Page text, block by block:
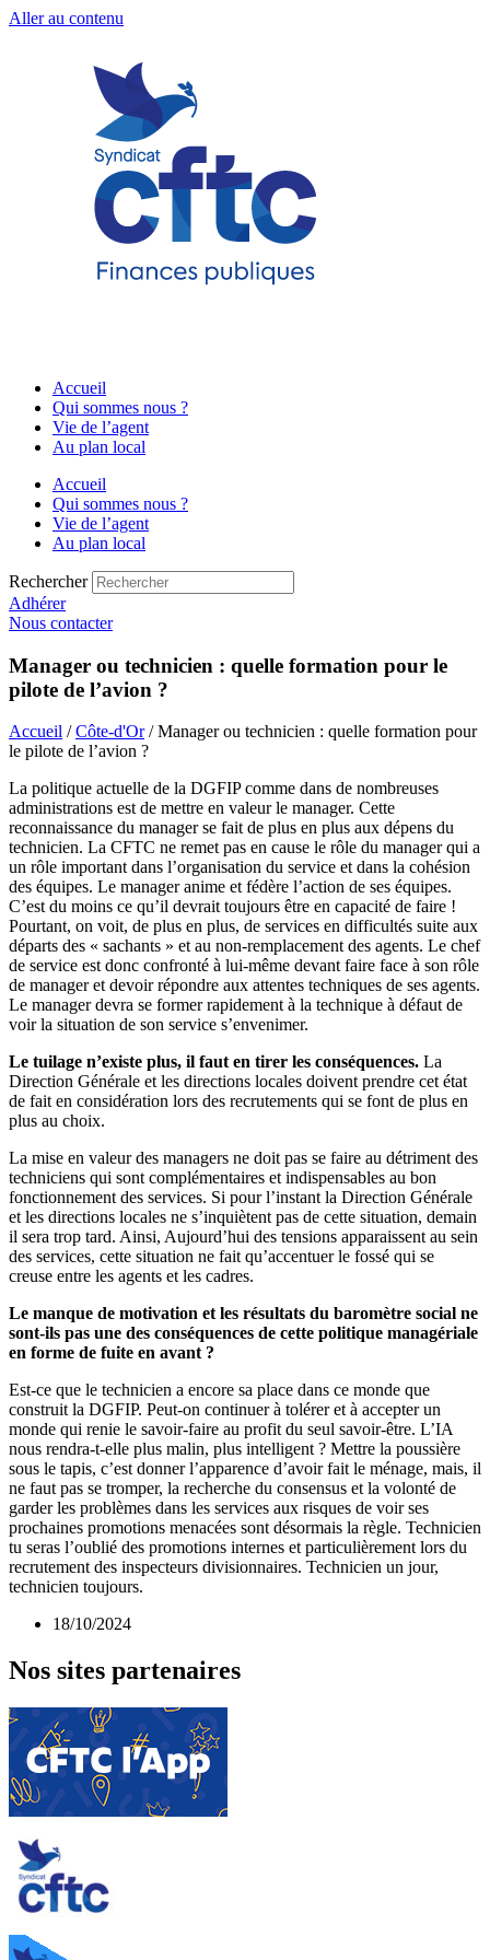
Aller au contenu
Accueil
Qui sommes nous ?
Vie de l’agent
Au plan local
Accueil
Qui sommes nous ?
Vie de l’agent
Au plan local
Rechercher
Adhérer
Nous contacter
Manager ou technicien : quelle formation pour le
pilote de l’avion ?
Accueil /Côte-d'Or/ Manager ou technicien : quelle formation pour
le pilote de l’avion ?
La politique actuelle de la DGFIP comme dans de nombreuses
administrations est de mettre en valeur le manager. Cette
reconnaissance du manager se fait de plus en plus aux dépens du
technicien. La CFTC ne remet pas en cause le rôle du manager qui a
un rôle important dans l’organisation du service et dans la cohésion
des équipes. Le manager anime et fédère l’action de ses équipes.
C’est du moins ce qu’il devrait toujours être en capacité de faire !
Pourtant, on voit, de plus en plus, de services en difficultés suite aux
départs des « sachants » et au non-remplacement des agents. Le chef
de service est donc confronté à lui-même devant faire face à son rôle
de manager et devoir répondre aux attentes techniques de ses agents.
Le manager devra se former rapidement à la technique à défaut de
voir la situation de son service s’envenimer.
Le tuilage n’existe plus, il faut en tirer les conséquences. La
Direction Générale et les directions locales doivent prendre cet état
de fait en considération lors des recrutements qui se font de plus en
plus au choix.
La mise en valeur des managers ne doit pas se faire au détriment des
techniciens qui sont complémentaires et indispensables au bon
fonctionnement des services. Si pour l’instant la Direction Générale
et les directions locales ne s’inquiètent pas de cette situation, demain
il sera trop tard. Ainsi, Aujourd’hui des tensions apparaissent au sein
des services, cette situation ne fait qu’accentuer le fossé qui se
creuse entre les agents et les cadres.
Le manque de motivation et les résultats du baromètre social ne
sont-ils pas une des conséquences de cette politique managériale
en forme de fuite en avant ?
Est-ce que le technicien a encore sa place dans ce monde que
construit la DGFIP. Peut-on continuer à tolérer et à accepter un
monde qui renie le savoir-faire au profit du seul savoir-être. L’IA
nous rendra-t-elle plus malin, plus intelligent ? Mettre la poussière
sous le tapis, c’est donner l’apparence d’avoir fait le ménage, mais, il
ne faut pas se tromper, la recherche du consensus et la volonté de
garder les problèmes dans les services aux risques de voir ses
prochaines promotions menacées sont désormais la règle. Technicien
tu seras l’oublié des promotions internes et particulièrement lors du
recrutement des inspecteurs divisionnaires. Technicien un jour,
technicien toujours.
18/10/2024
Nos sites partenaires